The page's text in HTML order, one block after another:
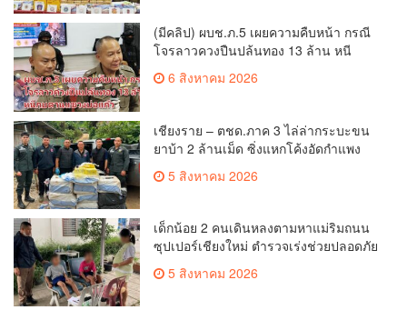
(มีคลิป) ผบช.ภ.5 เผยความคืบหน้า กรณี
โจรลาวควงปืนปล้นทอง 13 ล้าน หนี
กบดานแขวงบ่อแก้ว
6 สิงหาคม 2026
เชียงราย – ตชด.ภาค 3 ไล่ล่ากระบะขน
ยาบ้า 2 ล้านเม็ด ซิ่งแหกโค้งอัดกำแพง
5 สิงหาคม 2026
เด็กน้อย 2 คนเดินหลงตามหาแม่ริมถนน
ซุปเปอร์เชียงใหม่ ตำรวจเร่งช่วยปลอดภัย
แล้ว5 สิงหาคม 2026